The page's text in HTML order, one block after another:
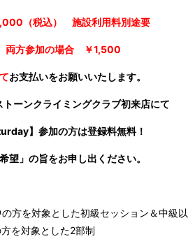
（税込） 施設利用料別途要
方参加の場合 ￥1,500
お支払いをお願いいたします。
ンクライミングクラブ初来店にて
】参加の方は登録料無料！
望」の旨をお申し出ください。
方を対象とした初級セッション＆中級以
方を対象とした2部制